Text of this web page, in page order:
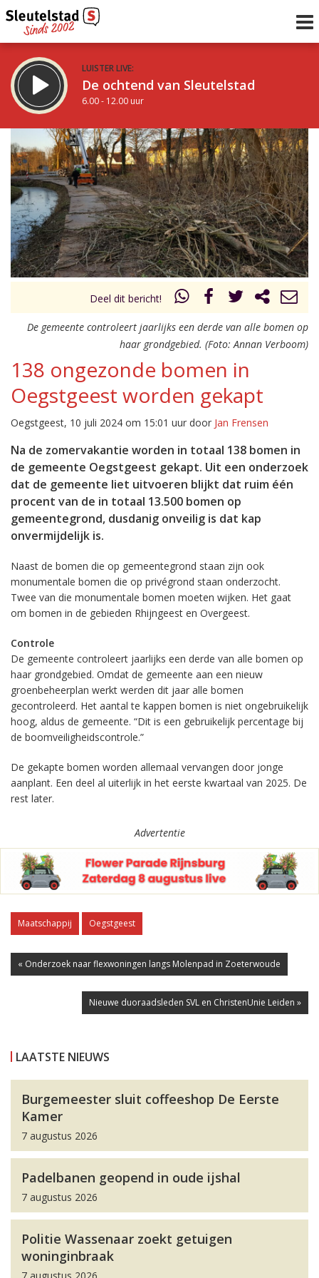
LUISTER LIVE:
De ochtend van Sleutelstad
6.00 - 12.00 uur
De middag van Sleutelstad
12.00 - 18.00 uur
Vorig uur
uur 1 van 0 Volgend uur
Inklappen
Deel dit bericht!
De gemeente controleert jaarlijks een derde van alle bomen op
haar grondgebied. (Foto: Annan Verboom)
138 ongezonde bomen in
Oegstgeest worden gekapt
Oegstgeest, 10 juli 2024 om 15:01 uur door Jan Frensen
Na de zomervakantie worden in totaal 138 bomen in
de gemeente Oegstgeest gekapt. Uit een onderzoek
dat de gemeente liet uitvoeren blijkt dat ruim één
procent van de in totaal 13.500 bomen op
gemeentegrond, dusdanig onveilig is dat kap
onvermijdelijk is.
Naast de bomen die op gemeentegrond staan zijn ook
monumentale bomen die op privégrond staan onderzocht.
Twee van die monumentale bomen moeten wijken. Het gaat
om bomen in de gebieden Rhijngeest en Overgeest.
Controle
De gemeente controleert jaarlijks een derde van alle bomen op
haar grondgebied. Omdat de gemeente aan een nieuw
groenbeheerplan werkt werden dit jaar alle bomen
gecontroleerd. Het aantal te kappen bomen is niet ongebruikelijk
hoog, aldus de gemeente. “Dit is een gebruikelijk percentage bij
de boomveiligheidscontrole.”
De gekapte bomen worden allemaal vervangen door jonge
aanplant. Een deel al uiterlijk in het eerste kwartaal van 2025. De
rest later.
Advertentie
Maatschappij Oegstgeest
« Onderzoek naar flexwoningen langs Molenpad in Zoeterwoude
Nieuwe duoraadsleden SVL en ChristenUnie Leiden »
LAATSTE NIEUWS
Burgemeester sluit coffeeshop De Eerste
Kamer
7 augustus 2026
Padelbanen geopend in oude ijshal
7 augustus 2026
Politie Wassenaar zoekt getuigen
woninginbraak